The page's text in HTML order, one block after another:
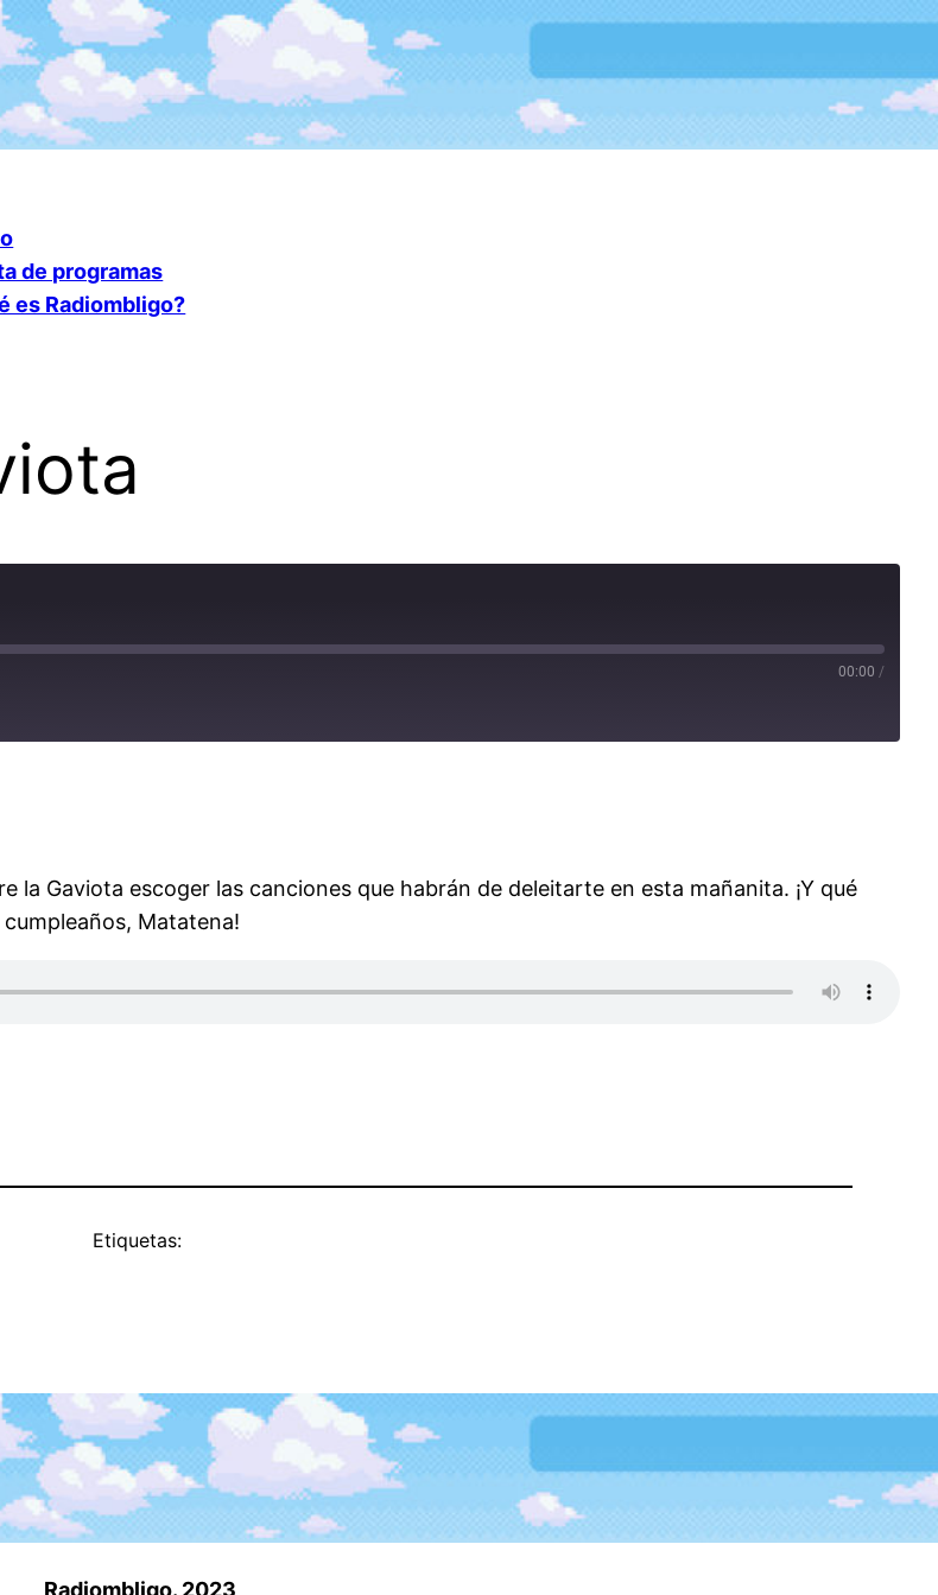
de programas
es Radiombligo?
00:00 /
la Gaviota escoger las canciones que habrán de deleitarte en esta mañanita. ¡Y qué
cumpleaños, Matatena!
Etiquetas:
Radiombligo. 2023